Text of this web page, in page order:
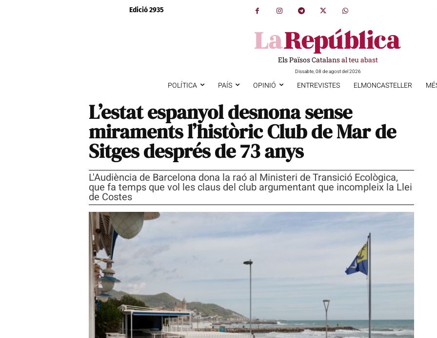
Edició 2935
Els Països Catalans al teu abast
Dissabte, 08 de agost del 2026
POLÍTICA PAÍS OPINIÓ ENTREVISTES ELMONCASTELLER
L’estat espanyol desnona sense
miraments l’històric Club de Mar de
Sitges després de 73 anys
L'Audiència de Barcelona dona la raó al Ministeri de Transició Ecològica,
que fa temps que vol les claus del club argumentant que incompleix la Llei
de Costes